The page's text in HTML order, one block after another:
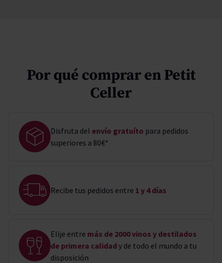
Por qué comprar en Petit
Celler
Disfruta del envío gratuíto para pedidos
superiores a 80€*
Recibe tus pedidos entre 1 y 4 días
Elije entre más de 2000 vinos y destilados
de primera calidady de todo el mundo a tu
disposición